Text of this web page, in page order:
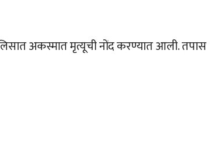
अकस्मात मृत्यूची नोंद करण्यात आली. तपास